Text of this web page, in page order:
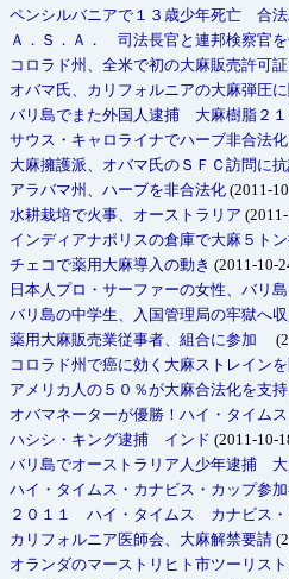
ペンシルバニアで１３歳少年死亡 合
Ａ．Ｓ．Ａ． 司法長官と連邦検察官
コロラド州、全米で初の大麻販売許可
オバマ氏、カリフォルニアの大麻弾圧
バリ島でまた外国人逮捕 大麻樹脂２１
サウス・キャロライナでハーブ非合法化
大麻擁護派、オバマ氏のＳＦＣ訪問に
アラバマ州、ハーブを非合法化 (2011-
水耕栽培で火事、オーストラリア
インディアナポリスの倉庫で大麻５ト
チェコで薬用大麻導入の動き (2011-10-
日本人プロ・サーファーの女性、バリ
バリ島の中学生、入国管理局の牢獄へ
薬用大麻販売業従事者、組合に参加
コロラド州で癌に効く大麻ストレイン
アメリカ人の５０％が大麻合法化を支持
オバマネーターが優勝！ハイ・タイム
ハシシ・キング逮捕 インド (2011-10-
バリ島でオーストラリア人少年逮捕
ハイ・タイムス・カナビス・カップ参
２０１１ ハイ・タイムス カナビス
カリフォルニア医師会、大麻解禁要請
オランダのマーストリヒト市ツーリス